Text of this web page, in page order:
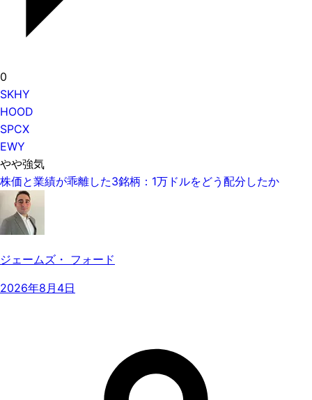
0
SKHY
HOOD
SPCX
EWY
やや強気
株価と業績が乖離した3銘柄：1万ドルをどう配分したか
ジェームズ・ フォード
2026年8月4日